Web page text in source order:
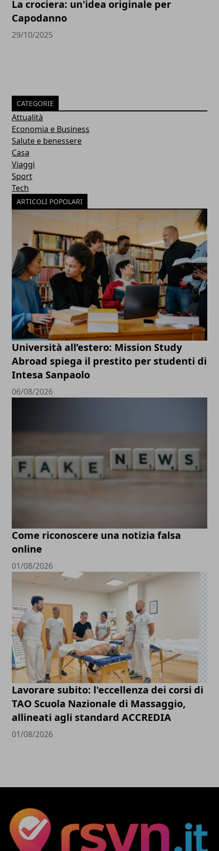
La crociera: un'idea originale per
Capodanno
29/10/2025
CATEGORIE
Attualità
Economia e Business
Salute e benessere
Casa
Viaggi
Sport
Tech
ARTICOLI POPOLARI
Università all’estero: Mission Study
Abroad spiega il prestito per studenti di
Intesa Sanpaolo
06/08/2026
Come riconoscere una notizia falsa
online
01/08/2026
Lavorare subito: l'eccellenza dei corsi di
TAO Scuola Nazionale di Massaggio,
allineati agli standard ACCREDIA
01/08/2026